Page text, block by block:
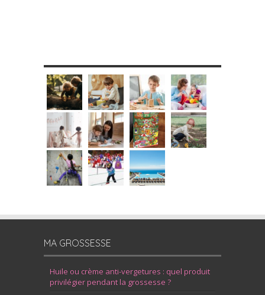
MA GROSSESSE
Huile ou crème anti-vergetures : quel produit
privilégier pendant la grossesse ?